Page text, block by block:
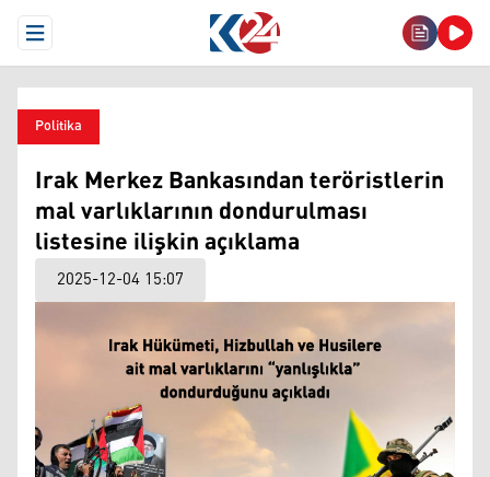
Open Menu
Politika
Irak Merkez Bankasından teröristlerin
mal varlıklarının dondurulması
listesine ilişkin açıklama
2025-12-04 15:07